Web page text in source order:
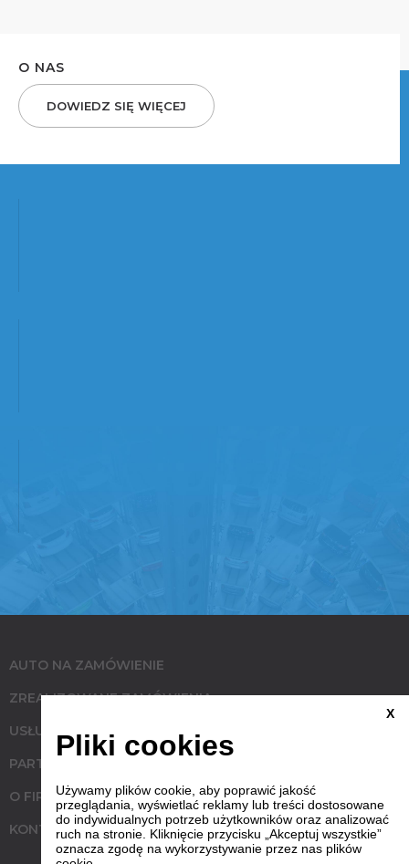
O NAS
DOWIEDZ SIĘ WIĘCEJ
AUTO NA ZAMÓWIENIE
ZREALIZOWANE ZAMÓWIENIA
USŁUGI
PARTNERZY
O FIRMIE
KONTAKT
X
Pliki cookies
Używamy plików cookie, aby poprawić jakość
przeglądania, wyświetlać reklamy lub treści dostosowane
do indywidualnych potrzeb użytkowników oraz analizować
ruch na stronie. Kliknięcie przycisku „Akceptuj wszystkie”
oznacza zgodę na wykorzystywanie przez nas plików